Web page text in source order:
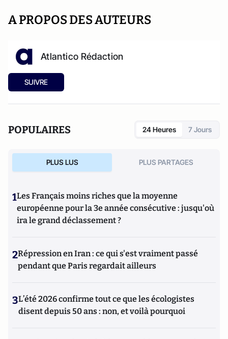
A PROPOS DES AUTEURS
Atlantico Rédaction
SUIVRE
POPULAIRES 24 Heures 7 Jours
PLUS LUS PLUS PARTAGES
1Les Français moins riches que la moyenne
européenne pour la 3e année consécutive : jusqu'où
ira le grand déclassement ?
2Répression en Iran : ce qui s'est vraiment passé
pendant que Paris regardait ailleurs
3L’été 2026 confirme tout ce que les écologistes
disent depuis 50 ans : non, et voilà pourquoi